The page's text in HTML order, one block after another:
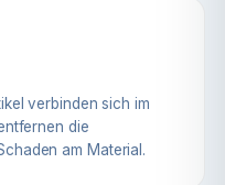
verbinden sich im
die
am Material.